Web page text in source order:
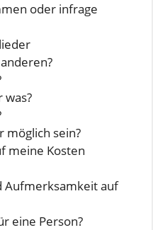
oder infrage
was?
möglich sein?
meine Kosten
Aufmerksamkeit auf
eine Person?